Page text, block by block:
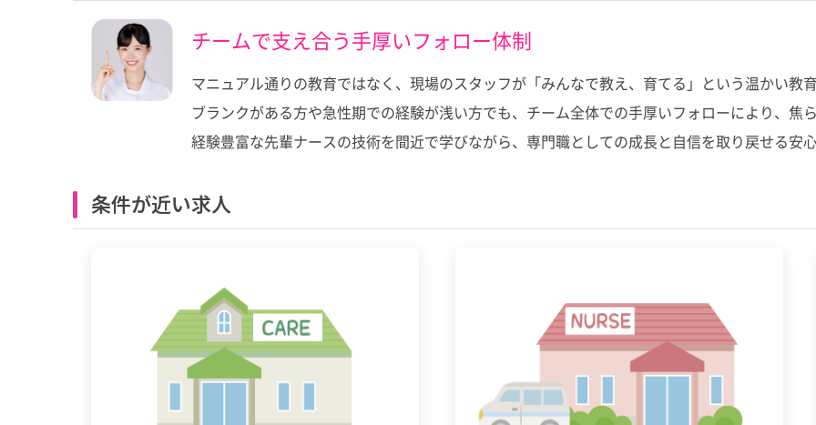
チームで支え合う手厚いフォロー体制
マニュアル通りの教育ではなく、現場のスタッフが「みんなで教え、育てる」という温かい教
ブランクがある方や急性期での経験が浅い方でも、チーム全体での手厚いフォローにより、焦
経験豊富な先輩ナースの技術を間近で学びながら、専門職としての成長と自信を取り戻せる安
条件が近い求人